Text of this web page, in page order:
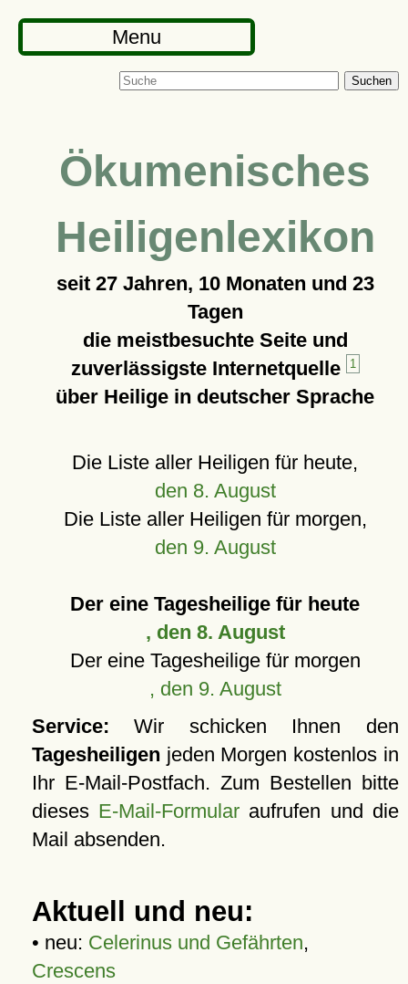
Menu
Suchen
Ökumenisches
Heiligenlexikon
seit 27 Jahren, 10 Monaten und 23
Tagen
die meistbesuchte Seite und
zuverlässigste Internetquelle
1
über Heilige in deutscher Sprache
Die Liste aller Heiligen für heute,
den 8. August
Die Liste aller Heiligen für morgen,
den 9. August
Der eine Tagesheilige für heute
, den 8. August
Der eine Tagesheilige für morgen
, den 9. August
Service: Wir schicken Ihnen den
Tagesheiligen jeden Morgen kostenlos in
Ihr E-Mail-Postfach. Zum Bestellen bitte
dieses E-Mail-Formular aufrufen und die
Mail absenden.
Aktuell und neu:
• neu: Celerinus und Gefährten,
Crescens